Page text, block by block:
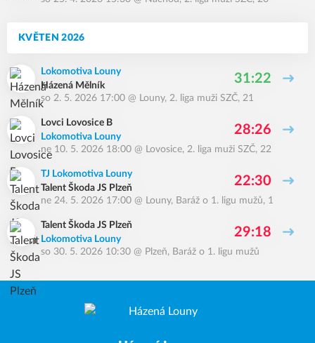
KVĚTEN 2026
Lokomotiva Louny
Házená Mělník
31:22
so 2. 5. 2026 17:00 @ Louny, 2. liga muži SZČ, 21
Lovci Lovosice B
Lokomotiva Louny
28:26
ne 10. 5. 2026 18:00 @ Lovosice, 2. liga muži SZČ, 22
TJ Lokomotiva Louny
Talent Škoda JS Plzeň
22:30
ne 24. 5. 2026 17:00 @ Louny, Baráž o 1. ligu mužů, 1
Talent Škoda JS Plzeň
Lokomotiva Louny
29:18
so 30. 5. 2026 10:30 @ Plzeň, Baráž o 1. ligu mužů